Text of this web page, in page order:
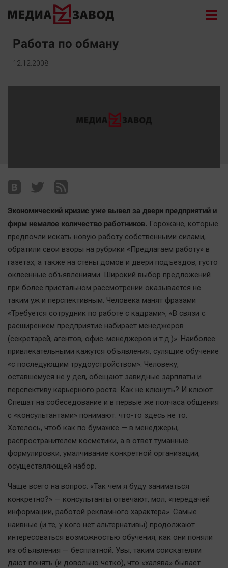
Новости
Курилка
Поиск
Архив
Наша победа
Общество
Политика
Экономика
Происшествия
Здоровье
Культура
Курилка
Спорт
Технологии
Отраслевые темы
Hедвижимость
Образование
Автомобили
Медиаграмотность
Медицина
Новости компаний
Работа по обману
12.12.2008
Экономический кризис уже вывел за двери предприятий и
фирм немалое количество работников. Горожане, которые
предпочли искать новую работу собственными силами,
обратили свои взоры на рубрики «Предлагаем работу» в
газетах, а также на стены домов и двери подъездов, густо
оклеенные объявлениями. Широкий выбор предложений
при более пристальном рассмотрении оказывается не
таким уж и перспективным. Человека манят фразами
«Требуется сотрудник по работе с кадрами», «В связи с
расширением предприятие набирает менеджеров
(секретарей, агентов, офис-менеджеров и т.д.)». Наиболее
привлекательными кажутся объявления, сулящие обучение
«с последующим трудоустройством». Человеку,
оставшемуся не у дел, обещают завидные зарплаты и
перспективу карьерного роста. Как не клюнуть? И клюют.
Спешат на собеседование и в первые же полчаса общения
с «консультантами» понимают: что-то здесь не то.
Хотелось, чтоб как по бумажке — в менеджеры,
распространителем косметики, а в ответ туманные
формулировки, умалчивание конкретной организации,
осуществляющей набор.
Чаще всего на вопрос: «Так чем я буду заниматься
конкретно?» — консультанты отвечают, мол, «передачей
информации, работой рекламного характера». Самые
наивные (и те, у кого нет альтернативы) продолжают
интересоваться возможностью обучения, как они поняли
из объявления — бесплатной. Увы, таким соискателям
дают понять (и довольно четко), что «халява» бывает